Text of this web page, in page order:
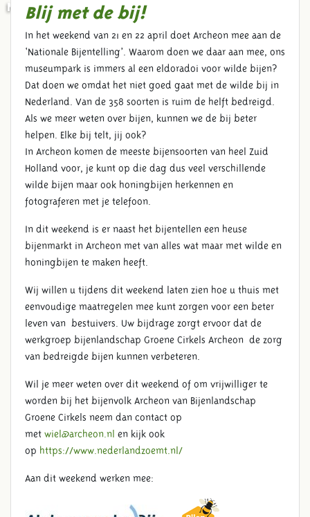
NATIONALE BIJENTELLING IN
MUSEUMPARK ARCHEON
Blij met de bij!
In het weekend van 21 en 22 april doet Archeon mee aan de
‘Nationale Bijentelling’. Waarom doen we daar aan mee, ons
museumpark is immers al een eldoradoi voor wilde bijen?
Dat doen we omdat het niet goed gaat met de wilde bij in
Nederland. Van de 358 soorten is ruim de helft bedreigd.
Als we meer weten over bijen, kunnen we de bij beter
helpen. Elke bij telt, jij ook?
In Archeon komen de meeste bijensoorten van heel Zuid
Holland voor, je kunt op die dag dus veel verschillende
wilde bijen maar ook honingbijen herkennen en
fotograferen met je telefoon.
In dit weekend is er naast het bijentellen een heuse
bijenmarkt in Archeon met van alles wat maar met wilde en
honingbijen te maken heeft.
Wij willen u tijdens dit weekend laten zien hoe u thuis met
eenvoudige maatregelen mee kunt zorgen voor een beter
leven van bestuivers. Uw bijdrage zorgt ervoor dat de
werkgroep bijenlandschap Groene Cirkels Archeon de zorg
van bedreigde bijen kunnen verbeteren.
Wil je meer weten over dit weekend of om vrijwilliger te
worden bij het bijenvolk Archeon van Bijenlandschap
Groene Cirkels neem dan contact op
met wiel@archeon.nl en kijk ook
op https://www.nederlandzoemt.nl/
Aan dit weekend werken mee: